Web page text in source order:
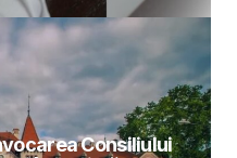
Consiliului